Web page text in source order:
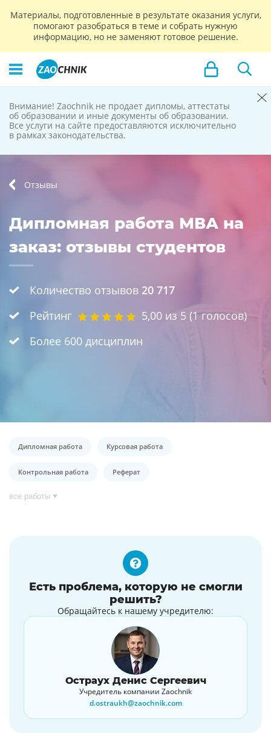
Материалы, подготовленные в результате оказания услуги,
помогают разобраться в теме и собрать нужную
информацию, но не заменяют готовое решение.
Zaochnik
не продает
дипломы
Внимание! Zaochnik не продает дипломы, аттестаты
об образовании и иные документы об образовании.
Все услуги на сайте предоставляются исключительно
в рамках законодательства.
Отзывы
Дипломная работа МВА на
заказ: отзывы студентов
Количество отзывов 20 717
Рейтинг
5,00 из 5 (1голосов)
Более 600 дисциплин
Дипломная работа Курсовая работа
Контрольная работа Реферат
все работы
Есть проблема, которую не смогли
решить?
Обращайтесь к нашему учредителю:
Остраух Денис Сергеевич
Учредитель компании Zaochnik
d.ostraukh@zaochnik.com